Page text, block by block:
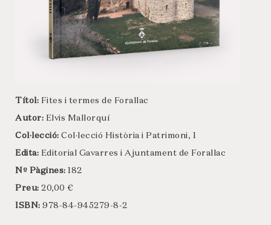
Títol: Fites i termes de Forallac
Autor: Elvis Mallorquí
Col·lecció: Col·lecció Història i Patrimoni, 1
Edita: Editorial Gavarres i Ajuntament de Forallac
Nº Pàgines: 182
Preu: 20,00 €
ISBN: 978-84-945279-8-2